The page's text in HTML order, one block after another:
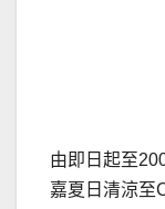
由即日起至
嘉夏日清涼至